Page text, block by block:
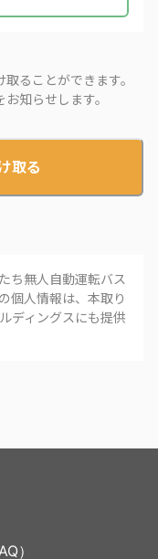
ることができます。
知らせします。
取る
ち無人自動運転バス
個人情報は、本取り
ディングス にも提供
）